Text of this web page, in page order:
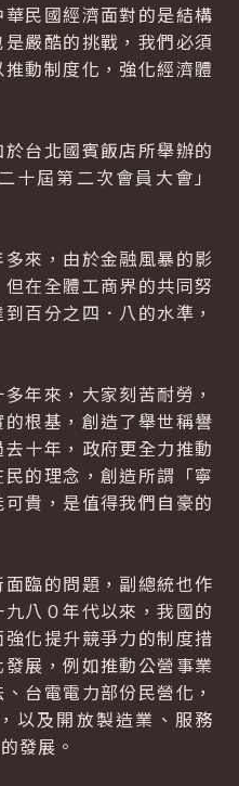
民國經濟面對的是結構
嚴酷的挑戰，我們必須
動制度化，強化經濟體
台北國賓飯店所舉辦的
十屆第二次會員大會」
來，由於金融風暴的影
在全體工商界的共同努
百分之四．八的水準，
來，大家刻苦耐勞，
根基，創造了舉世稱譽
十年，政府更全力推動
的理念，創造所謂「寧
貴，是值得我們自豪的
臨的問題，副總統也作
八０年代以來，我國的
化提升競爭力的制度措
展，例如推動公營事業
台電電力部份民營化，
以及開放製造業、服務
發展。